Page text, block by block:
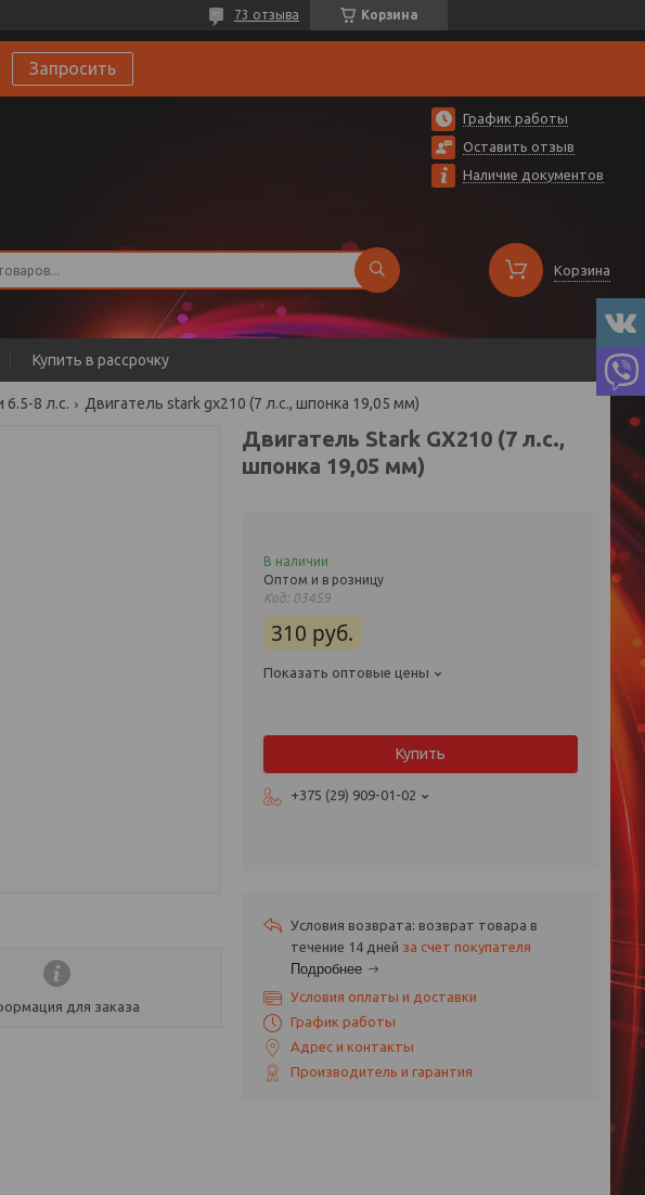
Корзина
73 отзыва
Запросить
График работы
Оставить отзыв
Наличие документов
Корзина
Купить в рассрочку
8 л.с. Двигатель stark gx210 (7 л.с., шпонка 19,05 мм)
для заказа
Двигатель Stark GX210 (7 л.с.,
шпонка 19,05 мм)
В наличии
Оптом и в розницу
Код: 03459
310 руб.
Показать оптовые цены
Купить
+375 (29) 909-01-02
возврат товара в
течение 14 дней за счет покупателя
Подробнее
Условия оплаты и доставки
График работы
Адрес и контакты
Производитель и гарантия